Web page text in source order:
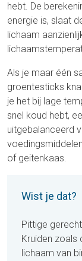
hebt. De
energie is, slaat
lichaam
Als je maar één
groentesticks
je het bij lage
snel koud hebt,
uitgebalanceerd
of geitenkaas.
Wist je dat?
Pittige
Kruiden zoals
lichaam van